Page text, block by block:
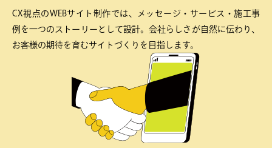
CX視点のWEBサイト制作では、メッセージ・サービス・施工事
例を一つのストーリーとして設計。会社らしさが自然に伝わり、
お客様の期待を育むサイトづくりを目指します。